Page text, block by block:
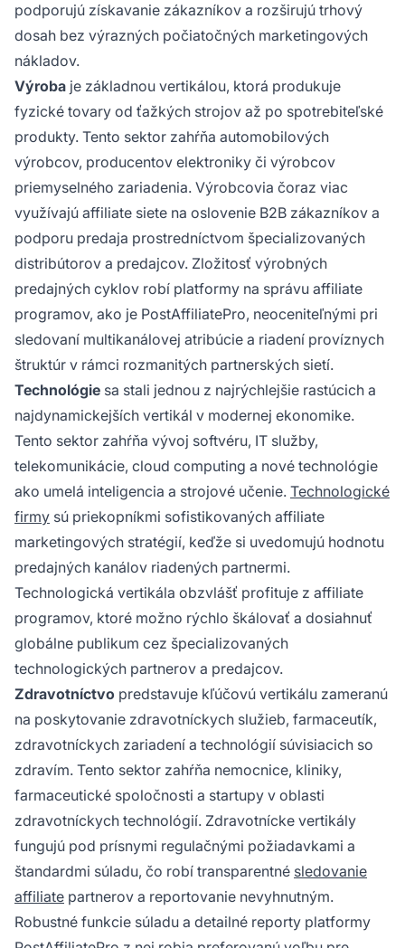
podporujú získavanie zákazníkov a rozširujú trhový
dosah bez výrazných počiatočných marketingových
nákladov.
Výroba je základnou vertikálou, ktorá produkuje
fyzické tovary od ťažkých strojov až po spotrebiteľské
produkty. Tento sektor zahŕňa automobilových
výrobcov, producentov elektroniky či výrobcov
priemyselného zariadenia. Výrobcovia čoraz viac
využívajú affiliate siete na oslovenie B2B zákazníkov a
podporu predaja prostredníctvom špecializovaných
distribútorov a predajcov. Zložitosť výrobných
predajných cyklov robí platformy na správu affiliate
programov, ako je PostAffiliatePro, neoceniteľnými pri
sledovaní multikanálovej atribúcie a riadení províznych
štruktúr v rámci rozmanitých partnerských sietí.
Technológie sa stali jednou z najrýchlejšie rastúcich a
najdynamickejších vertikál v modernej ekonomike.
Tento sektor zahŕňa vývoj softvéru, IT služby,
telekomunikácie, cloud computing a nové technológie
ako umelá inteligencia a strojové učenie. Technologické
firmy sú priekopníkmi sofistikovaných affiliate
marketingových stratégií, keďže si uvedomujú hodnotu
predajných kanálov riadených partnermi.
Technologická vertikála obzvlášť profituje z affiliate
programov, ktoré možno rýchlo škálovať a dosiahnuť
globálne publikum cez špecializovaných
technologických partnerov a predajcov.
Zdravotníctvo predstavuje kľúčovú vertikálu zameranú
na poskytovanie zdravotníckych služieb, farmaceutík,
zdravotníckych zariadení a technológií súvisiacich so
zdravím. Tento sektor zahŕňa nemocnice, kliniky,
farmaceutické spoločnosti a startupy v oblasti
zdravotníckych technológií. Zdravotnícke vertikály
fungujú pod prísnymi regulačnými požiadavkami a
štandardmi súladu, čo robí transparentné sledovanie
affiliate partnerov a reportovanie nevyhnutným.
Robustné funkcie súladu a detailné reporty platformy